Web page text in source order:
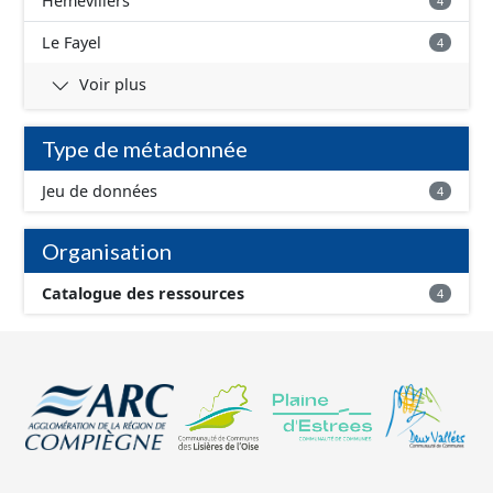
Le Fayel 4
Voir plus
Type de métadonnée
Jeu de données 4
Organisation
Catalogue des ressources 4